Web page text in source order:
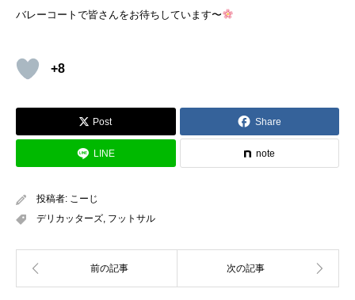
バレーコートで皆さんをお待ちしています〜
+8
Post Share
LINE note
投稿者: こーじ
デリカッターズ フットサル